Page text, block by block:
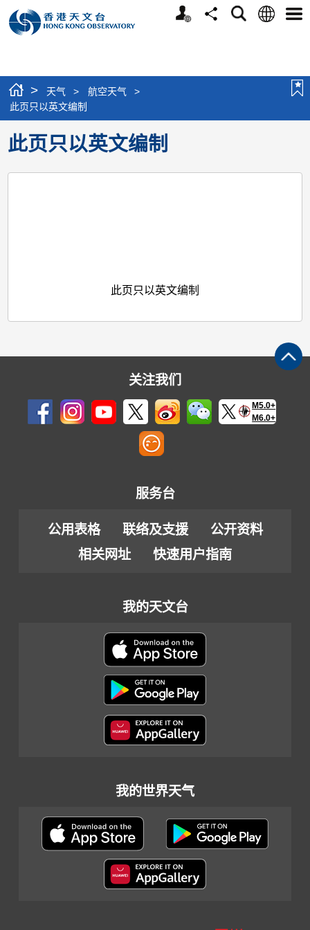
个
分
搜
语
选
> 天气 > 航空天气
>
此页只以英文编制
此页只以英文编制
此页只以英文编制
关注我们
M5.0+
M6.0+
服务台
公用表格 联络及支援
公开资料
相关网址
快速用户指南
我的天文台
我的世界天气